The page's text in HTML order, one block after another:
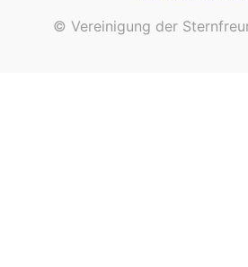
© Vereinigung der